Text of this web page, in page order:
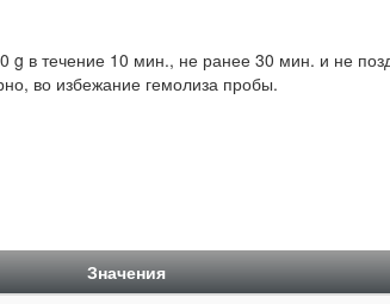
в течение 10 мин., не ранее 30 мин. и не
во избежание гемолиза пробы.
Значения